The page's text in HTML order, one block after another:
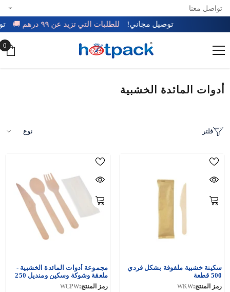
تخطي إلى المحتوى
تواصل معنا
توصيل مجاني! للطلبات التي تزيد عن ٩٩ درهم 🚚
0
0
أدوات المائدة الخشبية
فلتر نوع
سكينة خشبية ملفوفة بشكل فردي
500 قطعة
رمز المنتج:WKW
مجموعة أدوات المائدة الخشبية -
ملعقة وشوكة وسكين ومنديل 250
قطعة
رمز المنتج:WCPW